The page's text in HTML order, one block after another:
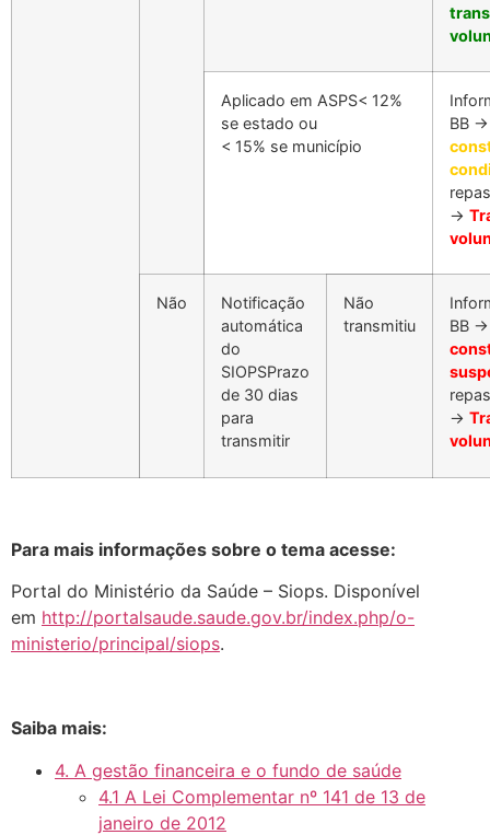
Aplicado em ASPS< 12%
se estado ou
< 15% se município
BB
→
Não
Notificação
automática
do
SIOPSPrazo
de 30 dias
para
transmitir
Não
transmitiu
BB
→
Para mais informações sobre o tema acesse:
Portal do Ministério da Saúde – Siops. Disponível
em http://portalsaude.saude.gov.br/index.php/o-
ministerio/principal/siops.
Saiba mais:
4. A gestão financeira e o fundo de saúde
4.1 A Lei Complementar nº 141 de 13 de
janeiro de 2012